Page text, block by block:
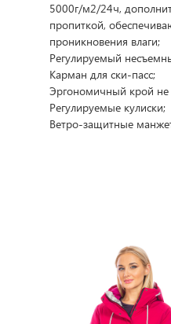
5000г/м2/24ч,
пропиткой,
проникновения влаги;
Регулируемый
Карман для ски-пасс;
Эргономичный крой
Регулируемые кулиски;
Ветро-защитные